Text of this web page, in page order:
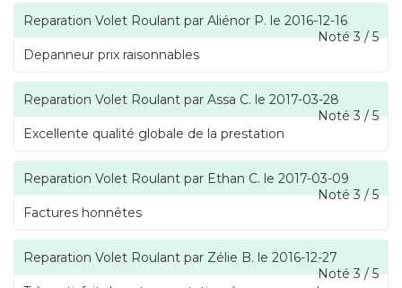
Reparation Volet Roulant par Aliénor P. le 2016-12-16
Noté3/5
Depanneur prix raisonnables
Reparation Volet Roulant par Assa C. le 2017-03-28
Noté3/5
Excellente qualité globale de la prestation
Reparation Volet Roulant par Ethan C. le 2017-03-09
Noté3/5
Factures honnêtes
Reparation Volet Roulant par Zélie B. le 2016-12-27
Noté3/5